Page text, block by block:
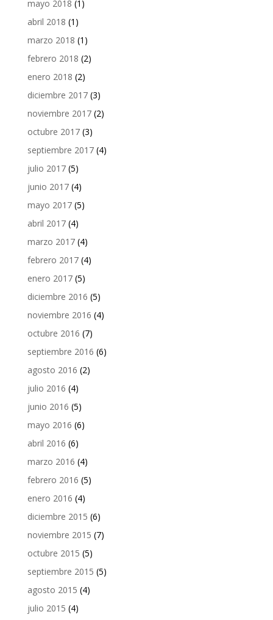
mayo 2018 (1)
abril 2018 (1)
marzo 2018 (1)
febrero 2018 (2)
enero 2018 (2)
diciembre 2017(3)
noviembre 2017(2)
octubre 2017(3)
septiembre 2017(4)
julio 2017(5)
junio 2017(4)
mayo 2017(5)
abril 2017(4)
marzo 2017(4)
febrero 2017(4)
enero 2017(5)
diciembre 2016 (5)
noviembre 2016 (4)
octubre 2016 (7)
septiembre 2016 (6)
agosto 2016 (2)
julio 2016 (4)
junio 2016 (5)
mayo 2016 (6)
abril 2016 (6)
marzo 2016 (4)
febrero 2016 (5)
enero 2016 (4)
diciembre 2015 (6)
noviembre 2015 (7)
octubre 2015 (5)
septiembre 2015 (5)
agosto 2015 (4)
julio 2015 (4)